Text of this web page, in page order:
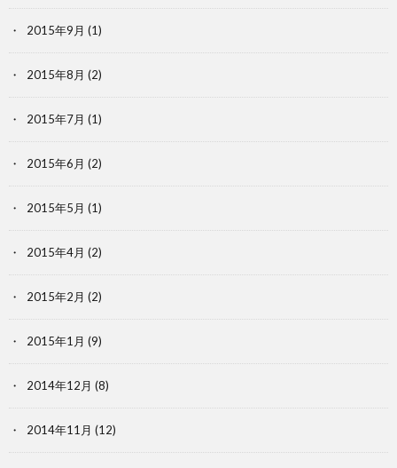
2015年9月 (1)
2015年8月 (2)
2015年7月 (1)
2015年6月 (2)
2015年5月 (1)
2015年4月 (2)
2015年2月 (2)
2015年1月 (9)
2014年12月 (8)
2014年11月 (12)